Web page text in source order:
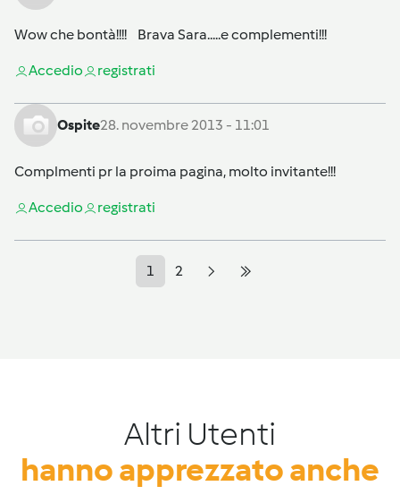
Wow che bontà!!!! Brava Sara.....e complementi!!!
Accedio registrati
Ospite28. novembre 2013 - 11:01
Complmenti pr la proima pagina, molto invitante!!!
Accedio registrati
1 2
Altri Utenti
hanno apprezzato anche